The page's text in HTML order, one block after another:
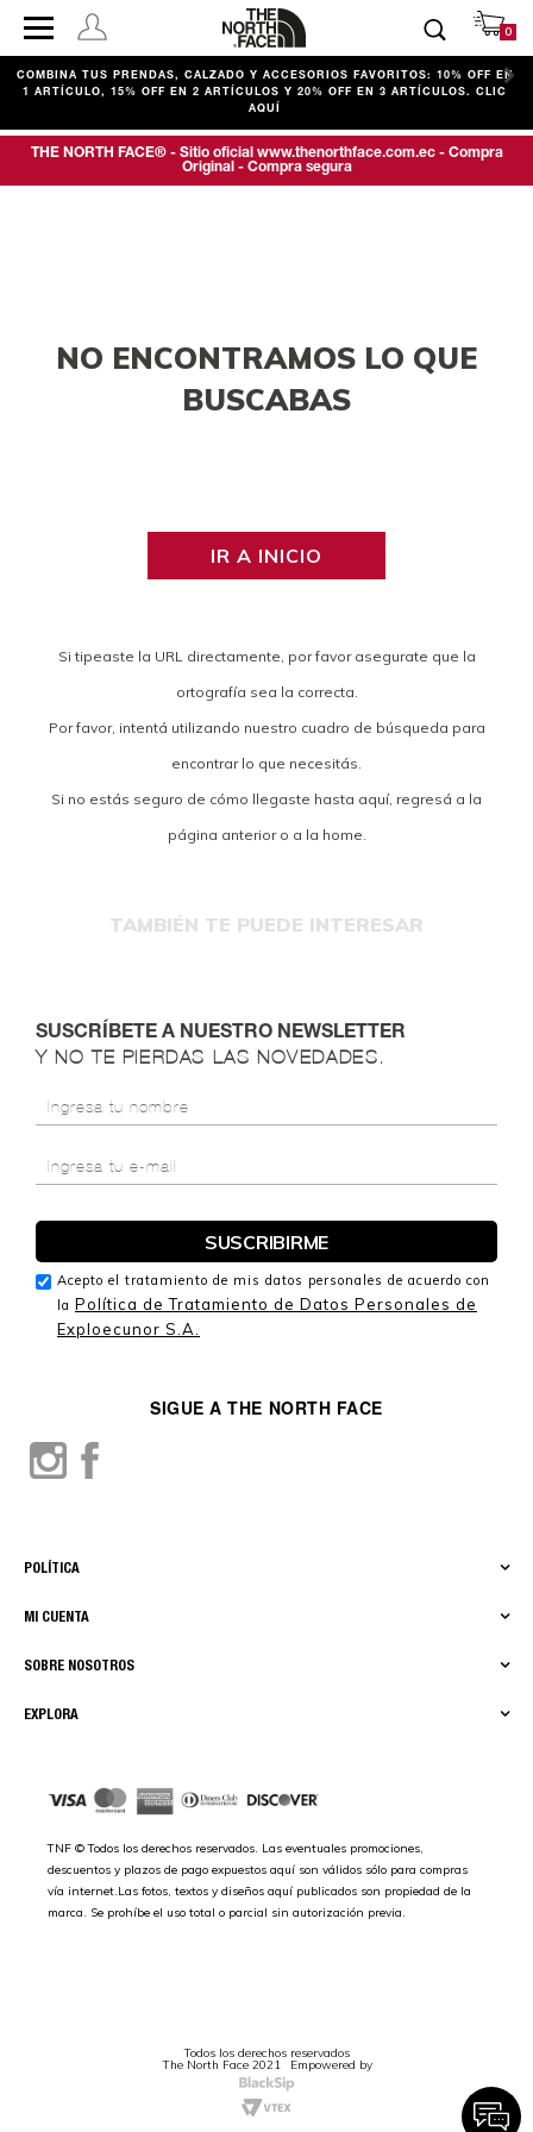
0
COMBINA TUS PRENDAS, CALZADO Y ACCESORIOS FAVORITOS: 10% OFF EN
1 ARTÍCULO, 15% OFF EN 2 ARTÍCULOS Y 20% OFF EN 3 ARTÍCULOS. CLIC
AQUÍ
THE NORTH FACE® - Sitio oficial www.thenorthface.com.ec - Compra
Original - Compra segura
NO ENCONTRAMOS LO QUE
BUSCABAS
IR A INICIO
Si tipeaste la URL directamente, por favor asegurate que la
ortografía sea la correcta.
Por favor, intentá utilizando nuestro cuadro de búsqueda para
encontrar lo que necesitás.
Si no estás seguro de cómo llegaste hasta aquí, regresá a la
página anterior o a la home.
TAMBIÉN TE PUEDE INTERESAR
EXPLORA
SOBRE NOSOTROS
MI CUENTA
POLÍTICA
SIGUE A THE NORTH FACE
TNF © Todos los derechos reservados. Las eventuales promociones,
descuentos y plazos de pago expuestos aquí son válidos sólo para compras
vía internet.Las fotos, textos y diseños aquí publicados son propiedad de la
marca. Se prohíbe el uso total o parcial sin autorización previa.
SUSCRÍBETE A NUESTRO NEWSLETTER
Y NO TE PIERDAS LAS NOVEDADES.
Acepto el tratamiento de mis datos personales de acuerdo con
la Política de Tratamiento de Datos Personales de
Exploecunor S.A.
Todos los derechos reservados
The North Face 2021 Empowered by